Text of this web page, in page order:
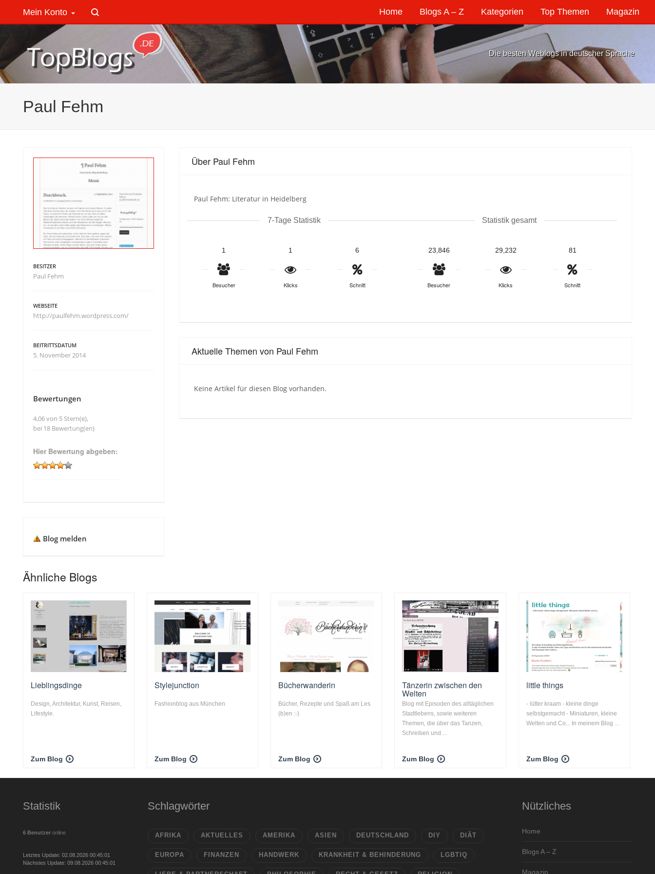
Home Blogs A – Z Kategorien Top Themen Magazin
Mein Konto
Die besten Weblogs in deutscher Sprache
Paul Fehm
Über Paul Fehm
Paul Fehm: Literatur in Heidelberg
7-Tage Statistik
1
Besucher
1
Klicks
6
Schnitt
Statistik gesamt
23,846
Besucher
29,232
Klicks
81
Schnitt
Aktuelle Themen von Paul Fehm
Keine Artikel für diesen Blog vorhanden.
BESITZER
Paul Fehm
WEBSEITE
http://paulfehm.wordpress.com/
BEITRITTSDATUM
5. November 2014
Bewertungen
4,06 von 5 Stern(e),
bei 18 Bewertung(en)
Hier Bewertung abgeben:
Blog melden
Ähnliche Blogs
Lieblingsdinge
Design, Architektur, Kunst, Reisen,
Lifestyle.
Zum Blog
Stylejunction
Fashionblog aus München
Zum Blog
Bücherwanderin
Bücher, Rezepte und Spaß am Les
(b)en :-)
Zum Blog
Tänzerin zwischen den
Welten
Blog mit Episoden des alltäglichen
Stadtlebens, sowie weiteren
Themen, die über das Tanzen,
Schreiben und ...
Zum Blog
little things
- lütter kraam - kleine dinge
selbstgemacht - Miniaturen, kleine
Welten und Co... In meinem Blog ...
Zum Blog
Statistik
6 Benutzer online
Letztes Update: 02.08.2026 00:45:01
Nächstes Update: 09.08.2026 00:45:01
Schlagwörter
AFRIKA AKTUELLES AMERIKA ASIEN DEUTSCHLAND DIY DIÄT
EUROPA FINANZEN HANDWERK KRANKHEIT & BEHINDERUNG LGBTIQ
Nützliches
Home
Blogs A – Z
Magazin